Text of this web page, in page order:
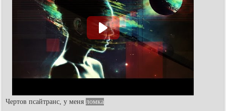
Чертов псайтранс, у меня ломка